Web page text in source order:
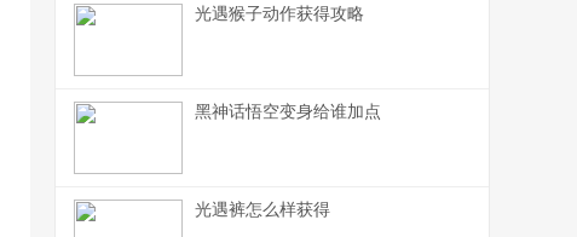
光遇猴子动作获得攻略
黑神话悟空变身给谁加点
光遇裤怎么样获得